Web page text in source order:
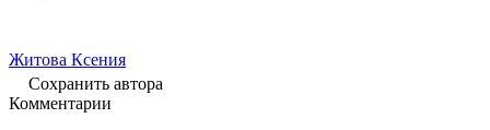
Житова Ксения
Сохранить автора
Комментарии